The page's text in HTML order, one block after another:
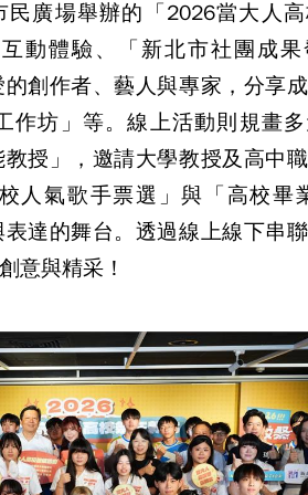
廣場舉辦的「2026當大人
動體驗、「新北市社團成果
創作者、藝人與專家，分享
作坊」等。線上活動則規畫
授」，邀請大學教授及高中
人氣歌手票選」與「高校畢
達的舞台。透過線上線下串
意與精采！